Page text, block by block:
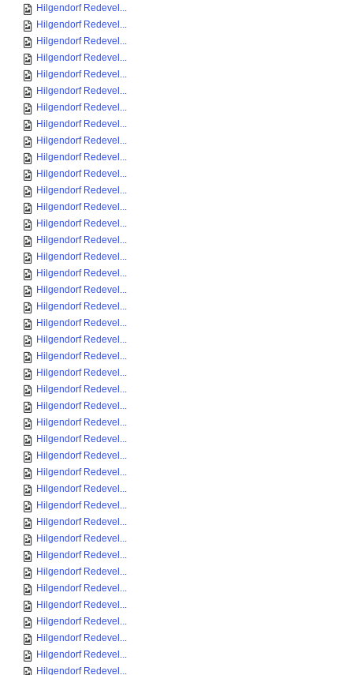
Hilgendorf Redevel...
Hilgendorf Redevel...
Hilgendorf Redevel...
Hilgendorf Redevel...
Hilgendorf Redevel...
Hilgendorf Redevel...
Hilgendorf Redevel...
Hilgendorf Redevel...
Hilgendorf Redevel...
Hilgendorf Redevel...
Hilgendorf Redevel...
Hilgendorf Redevel...
Hilgendorf Redevel...
Hilgendorf Redevel...
Hilgendorf Redevel...
Hilgendorf Redevel...
Hilgendorf Redevel...
Hilgendorf Redevel...
Hilgendorf Redevel...
Hilgendorf Redevel...
Hilgendorf Redevel...
Hilgendorf Redevel...
Hilgendorf Redevel...
Hilgendorf Redevel...
Hilgendorf Redevel...
Hilgendorf Redevel...
Hilgendorf Redevel...
Hilgendorf Redevel...
Hilgendorf Redevel...
Hilgendorf Redevel...
Hilgendorf Redevel...
Hilgendorf Redevel...
Hilgendorf Redevel...
Hilgendorf Redevel...
Hilgendorf Redevel...
Hilgendorf Redevel...
Hilgendorf Redevel...
Hilgendorf Redevel...
Hilgendorf Redevel...
Hilgendorf Redevel...
Hilgendorf Redevel...